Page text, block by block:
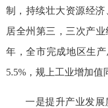
制，持续壮大资源经
居全州第三，三次产业
年，全市完成地区生
5.5%，规上工业增加值
一是提升产业发